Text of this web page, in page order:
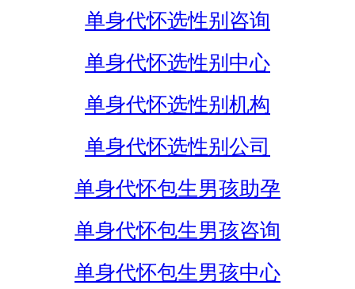
单身代怀选性别咨询
单身代怀选性别中心
单身代怀选性别机构
单身代怀选性别公司
单身代怀包生男孩助孕
单身代怀包生男孩咨询
单身代怀包生男孩中心